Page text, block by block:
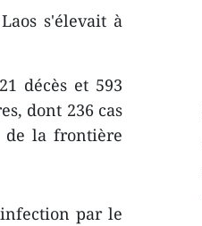
s'élevait à
décès et 593
dont 236 cas
de la frontière
par le